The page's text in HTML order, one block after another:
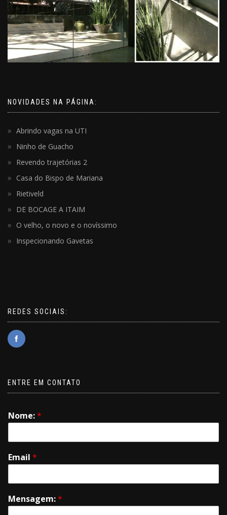
NOVIDADES NA PÁGINA:
Abrindo vagas na UTI
Ninho de Guacho
Revendo trajetórias 2
Casa do Bispo de Mariana
Rietiveld
DE BOCAGE A ITAIM
O velho, o novo e o novíssimo
Inspecionando Gavetas
REDES SOCIAIS:
ENTRE EM CONTATO
Nome:*
Email *
Mensagem:*